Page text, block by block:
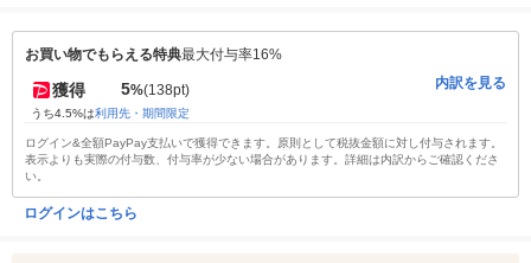
お買い物でもらえる特典最大付与率16%
獲得 5%(138pt)
うち4.5%は利用先・期間限定
内訳を見る
ログイン&全額PayPay支払いで獲得できます。原則として税抜金額に対し付与されます。
表示よりも実際の付与数、付与率が少ない場合があります。詳細は内訳からご確認くださ
い。
ログインはこちら